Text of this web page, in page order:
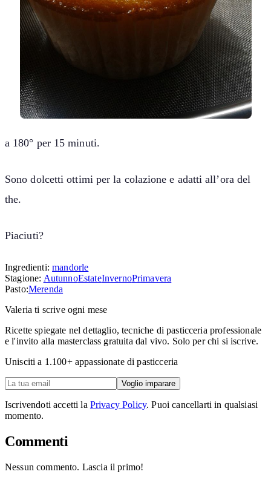
a 180° per 15 minuti.
Sono dolcetti ottimi per la colazione e adatti all’ora del
the.
Piaciuti?
Ingredienti:mandorle
Stagione: AutunnoEstateInvernoPrimavera
Pasto:Merenda
Valeria ti scrive ogni mese
Ricette spiegate nel dettaglio, tecniche di pasticceria professionale
e l'invito alla masterclass gratuita dal vivo. Solo per chi si iscrive.
Unisciti a 1.100+ appassionate di pasticceria
Voglio imparare
Iscrivendoti accetti la Privacy Policy. Puoi cancellarti in qualsiasi
momento.
Commenti
Nessun commento. Lascia il primo!